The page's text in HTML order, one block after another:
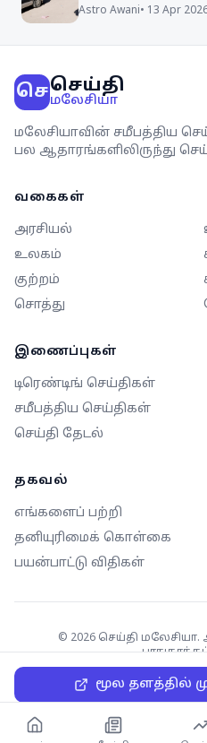
Astro Awani• 13 Apr
மூல தளத்தில்
செசெய்தி
மலேசியா
மலேசியாவின் சமீபத்திய
பல ஆதாரங்களிலிருந்து
வகைகள்
அரசியல்
உலகம்
குற்றம்
சொத்து
இணைப்புகள்
டிரெண்டிங் செய்திகள்
சமீபத்திய செய்திகள்
செய்தி தேடல்
தகவல்
எங்களைப் பற்றி
தனியுரிமைக் கொள்கை
பயன்பாட்டு விதிகள்
© 2026செய்தி